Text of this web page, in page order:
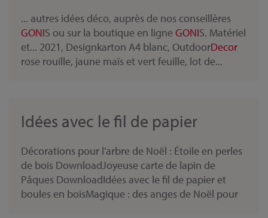
... autres idées déco, auprès de nos conseillères
GONIS ou sur la boutique en ligneGONIS. Matériel
et... 2021, Designkarton A4 blanc, OutdoorDecor
rose rouille, jaune maïs et vert feuille, lot de...
Idées avec le fil de papier
Décorations pour l'arbre de Noël : Étoile en perles
de bois DownloadJoyeuse carte de lapin de
Pâques DownloadIdées avec le fil de papier et
boules en boisMagique : des anges de Noël pour